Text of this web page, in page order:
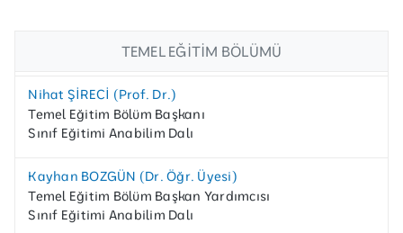
TEMEL EĞITIM BÖLÜMÜ
Nihat ŞİRECİ (Prof. Dr.)
Temel Eğitim Bölüm Başkanı
Sınıf Eğitimi Anabilim Dalı
Kayhan BOZGÜN (Dr. Öğr. Üyesi)
Temel Eğitim Bölüm Başkan Yardımcısı
Sınıf Eğitimi Anabilim Dalı